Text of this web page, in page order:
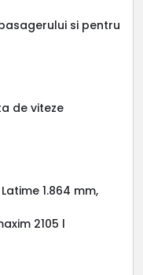
si pentru
de viteze
1.864 mm,
2105 l